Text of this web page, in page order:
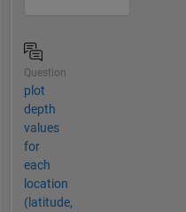
Question
plot
depth
values
for
each
location
(latitude,